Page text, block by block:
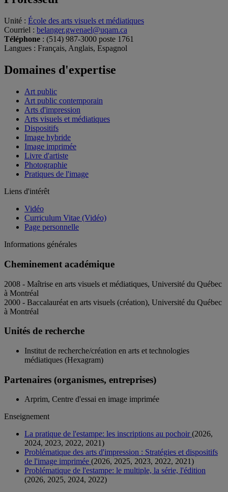
Unité : École des arts visuels et médiatiques
Courriel : belanger.gwenael@uqam.ca
Téléphone : (514) 987-3000 poste 1761
Langues : Français, Anglais, Espagnol
Domaines d'expertise
Art public
Art public contemporain
Arts d'impression
Arts visuels et médiatiques
Dispositifs
Image hybride
Image imprimée
Livre d'artiste
Photographie
Pratiques de l'image
Liens d'intérêt
Vidéo
Curriculum Vitae (Vidéo)
Page personnelle
Informations générales
Cheminement académique
2008 - Maîtrise en arts visuels et médiatiques, Université du Québec
à Montréal
2000 - Baccalauréat en arts visuels (création), Université du Québec
à Montréal
Unités de recherche
Institut de recherche/création en arts et technologies
médiatiques (Hexagram)
Partenaires (organismes, entreprises)
Arprim, Centre d'essai en image imprimée
Enseignement
La pratique de l'estampe: les inscriptions au pochoir(2026,
2024, 2023, 2022, 2021)
Problématique des arts d'impression : Stratégies et dispositifs
de l'image imprimée (2026, 2025, 2023, 2022, 2021)
Problématique de l'estampe: le multiple, la série, l'édition
(2026, 2025, 2024, 2022)